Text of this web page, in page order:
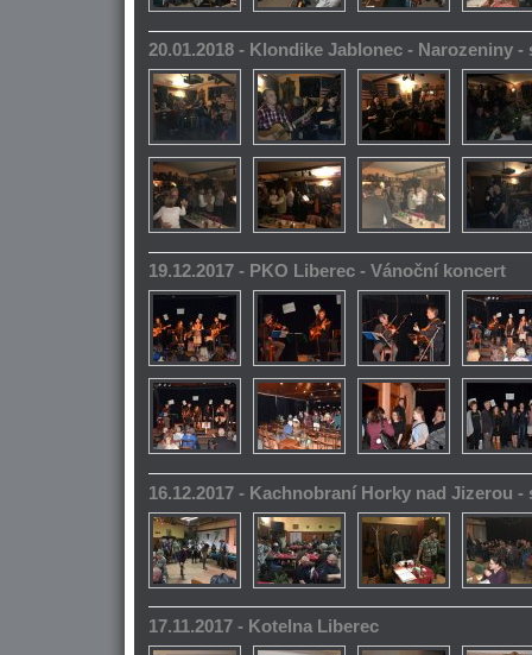
20.01.2018 - Klondike Jablonec - Narozeniny -
19.12.2017 - PKO Liberec - Vánoční koncert
16.12.2017 - Kachnobraní Horky nad Jizerou -
17.11.2017 - Kotelna Liberec